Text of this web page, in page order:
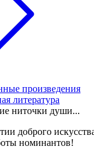
произведения
литература
ниточки души...
доброго
номинантов!